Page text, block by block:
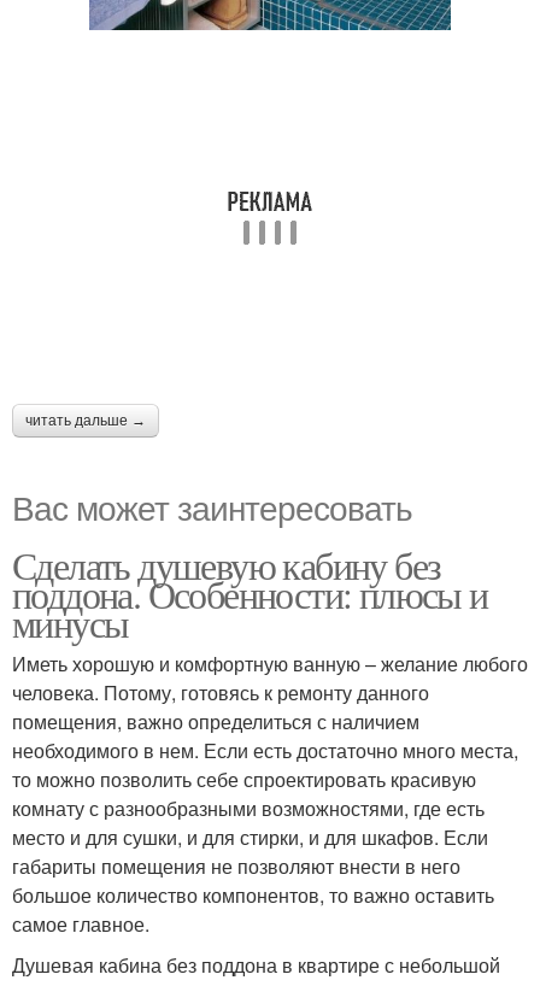
читать дальше →
Вас может заинтересовать
Сделать душевую кабину без
поддона. Особенности: плюсы и
минусы
Иметь хорошую и комфортную ванную – желание любого
человека. Потому, готовясь к ремонту данного
помещения, важно определиться с наличием
необходимого в нем. Если есть достаточно много места,
то можно позволить себе спроектировать красивую
комнату с разнообразными возможностями, где есть
место и для сушки, и для стирки, и для шкафов. Если
габариты помещения не позволяют внести в него
большое количество компонентов, то важно оставить
самое главное.
Душевая кабина без поддона в квартире с небольшой